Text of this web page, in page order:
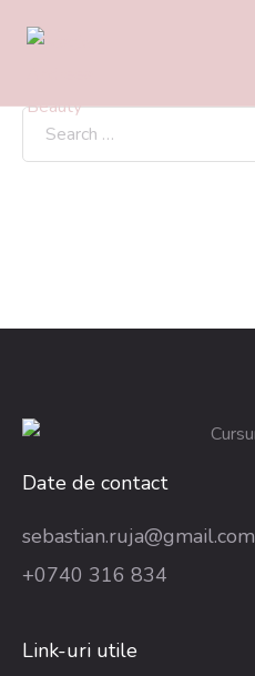
Date de contact
sebastian.ruja@gmail.com
+0740 316 834
Link-uri utile